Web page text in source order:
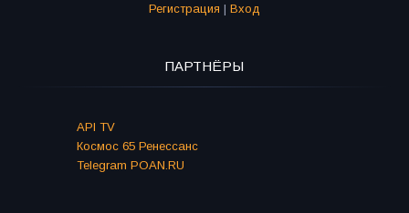
Регистрация | Вход
ПАРТНЁРЫ
API TV
Космос 65 Ренессанс
Telegram POAN.RU